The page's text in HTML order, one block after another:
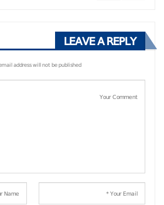
LEAVE A REPLY
address will not be published.